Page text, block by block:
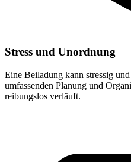
Stress und Unordnung
Eine Beiladung kann stressig
umfassenden Planung und
reibungslos verläuft.